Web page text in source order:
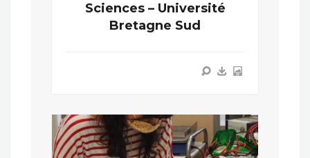
Sciences – Université
Bretagne Sud